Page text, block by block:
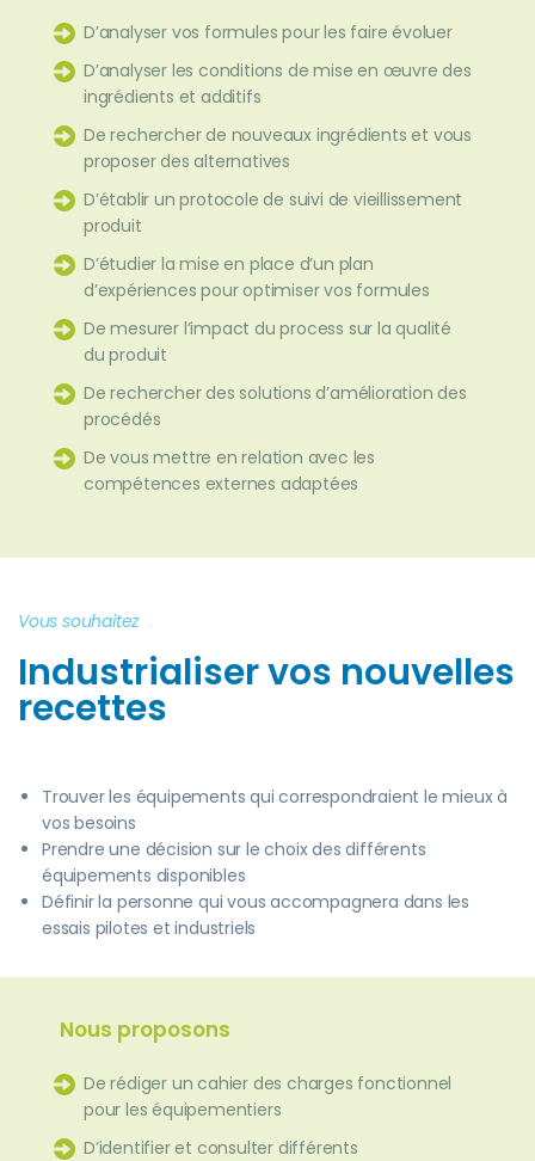
D’analyser vos formules pour les faire évoluer
D’analyser les conditions de mise en œuvre des
ingrédients et additifs
De rechercher de nouveaux ingrédients et vous
proposer des alternatives
D’établir un protocole de suivi de vieillissement
produit
D’étudier la mise en place d’un plan
d’expériences pour optimiser vos formules
De mesurer l’impact du process sur la qualité
du produit
De rechercher des solutions d’amélioration des
procédés
De vous mettre en relation avec les
compétences externes adaptées
Vous souhaitez
Industrialiser vos nouvelles
recettes
Trouver les équipements qui correspondraient le mieux à
vos besoins
Prendre une décision sur le choix des différents
équipements disponibles
Définir la personne qui vous accompagnera dans les
essais pilotes et industriels
Nous proposons
De rédiger un cahier des charges fonctionnel
pour les équipementiers
D’identifier et consulter différents